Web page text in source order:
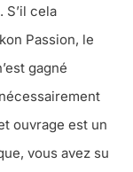
cela
Passion, le
gagné
ouvrage est un
vous avez su